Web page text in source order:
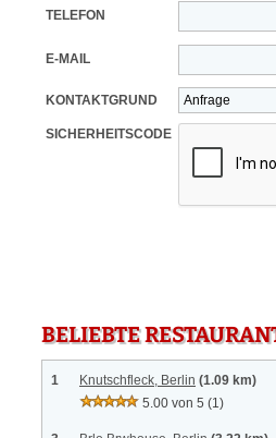
TELEFON
E-MAIL
KONTAKTGRUND
SICHERHEITSCODE
BELIEBTE
1 Knutschfleck, Berlin (1.09 km)
5.00 von 5 (1)